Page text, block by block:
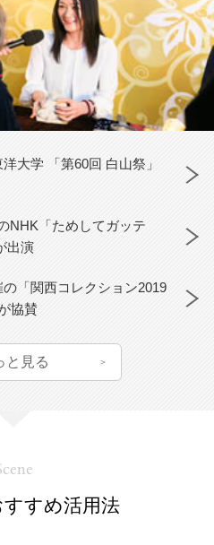
大学 「第60回 白山祭」
NHK「ためしてガッテ
出演
「関西コレクション2019
協賛
と見る
すめ活用法